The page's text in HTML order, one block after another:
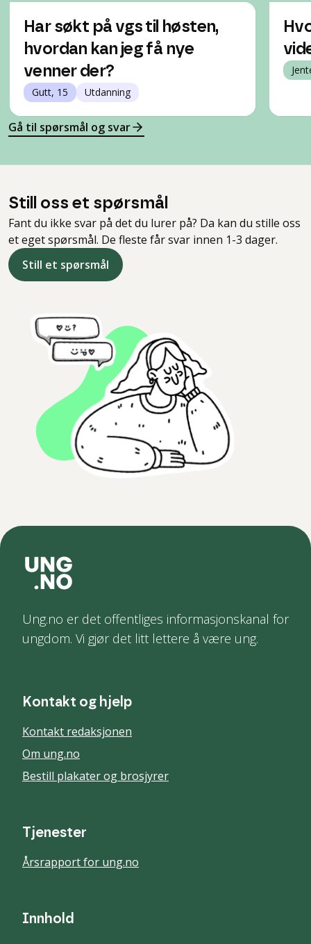
Har søkt på vgs til høsten,
hvordan kan jeg få nye
venner der?
Gutt, 15 Utdanning
Gå til spørsmål og svar
Still oss et spørsmål
Fant du ikke svar på det du lurer på? Da kan du stille oss
et eget spørsmål. De fleste får svar innen 1-3 dager.
Still et spørsmål
Ung.no er det offentliges informasjonskanal for
ungdom. Vi gjør det litt lettere å være ung.
Kontakt og hjelp
Kontakt redaksjonen
Om ung.no
Bestill plakater og brosjyrer
Tjenester
Årsrapport for ung.no
Innhold